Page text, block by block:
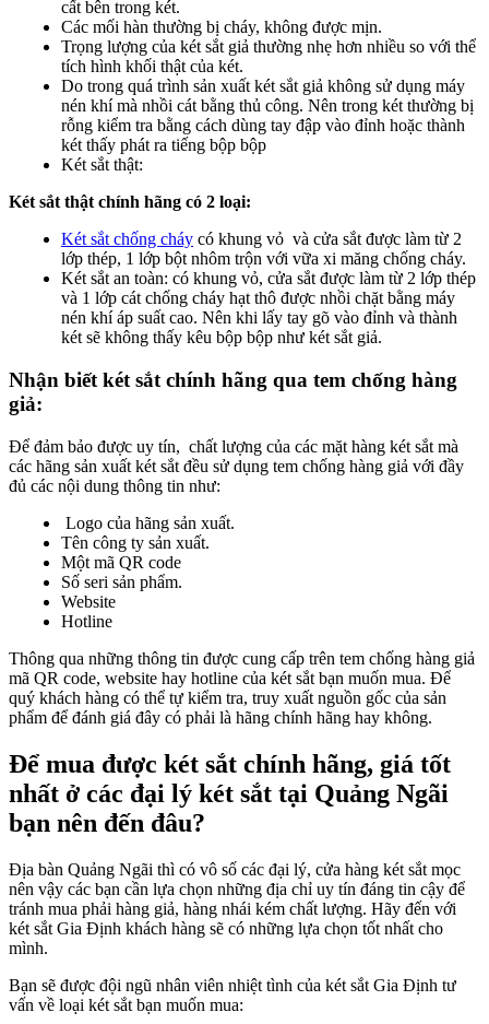
cất bên trong két.
Các mối hàn thường bị cháy, không được mịn.
Trọng lượng của két sắt giả thường nhẹ hơn nhiều so với thể
tích hình khối thật của két.
Do trong quá trình sản xuất két sắt giả không sử dụng máy
nén khí mà nhồi cát bằng thủ công. Nên trong két thường bị
rỗng kiểm tra bằng cách dùng tay đập vào đỉnh hoặc thành
két thấy phát ra tiếng bộp bộp
Két sắt thật:
Két sắt thật chính hãng có 2 loại:
Két sắt chống cháy có khung vỏ và cửa sắt được làm từ 2
lớp thép, 1 lớp bột nhôm trộn với vữa xi măng chống cháy.
Két sắt an toàn: có khung vỏ, cửa sắt được làm từ 2 lớp thép
và 1 lớp cát chống cháy hạt thô được nhồi chặt bằng máy
nén khí áp suất cao. Nên khi lấy tay gõ vào đỉnh và thành
két sẽ không thấy kêu bộp bộp như két sắt giả.
Nhận biết két sắt chính hãng qua tem chống hàng
giả:
Để đảm bảo được uy tín, chất lượng của các mặt hàng két sắt mà
các hãng sản xuất két sắt đều sử dụng tem chống hàng giả với đầy
đủ các nội dung thông tin như:
Logo của hãng sản xuất.
Tên công ty sản xuất.
Một mã QR code
Số seri sản phẩm.
Website
Hotline
Thông qua những thông tin được cung cấp trên tem chống hàng giả
mã QR code, website hay hotline của két sắt bạn muốn mua. Để
quý khách hàng có thể tự kiểm tra, truy xuất nguồn gốc của sản
phẩm để đánh giá đây có phải là hãng chính hãng hay không.
Để mua được két sắt chính hãng, giá tốt
nhất ở các đại lý két sắt tại Quảng Ngãi
bạn nên đến đâu?
Địa bàn Quảng Ngãi thì có vô số các đại lý, cửa hàng két sắt mọc
nên vậy các bạn cần lựa chọn những địa chỉ uy tín đáng tin cậy để
tránh mua phải hàng giả, hàng nhái kém chất lượng. Hãy đến với
két sắt Gia Định khách hàng sẽ có những lựa chọn tốt nhất cho
mình.
Bạn sẽ được đội ngũ nhân viên nhiệt tình của két sắt Gia Định tư
vấn về loại két sắt bạn muốn mua: